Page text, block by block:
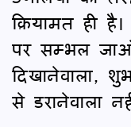
क़ियामत ही
पर सम्भल
दिखानेवाला,
से डरानेवाला